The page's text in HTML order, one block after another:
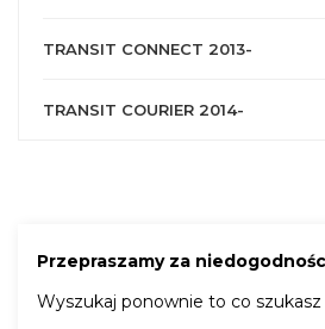
TRANSIT CONNECT 2013-
TRANSIT COURIER 2014-
Przepraszamy za
Wyszukaj ponownie to co szukasz